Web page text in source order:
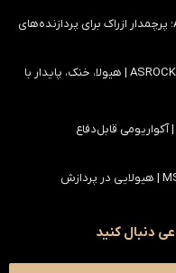
بررسی مادربرد ASRock Z890 Taichi؛ پرچمدار ازراک برای پردازنده‌های
اولین بررسی مادربرد ASROCK X870E TAICHI | هیولا، خنک، پایدار با
دنبال کنید